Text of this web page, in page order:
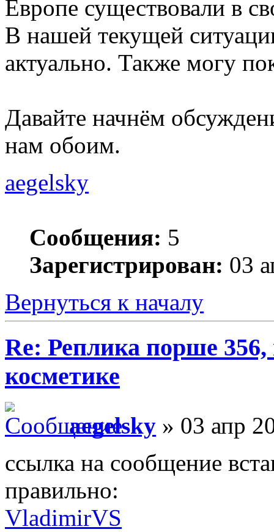
Европе существовали в
В нашей текущей
актуально. Также могу
Давайте начнём
нам обоим.
aegelsky
Сообщения: 5
Зарегистрирован: 03
Вернуться к началу
Re: Реплика порше 356,
косметике
aegelsky » 03 апр
ссылка на сообщение
правильно:
VladimirVS